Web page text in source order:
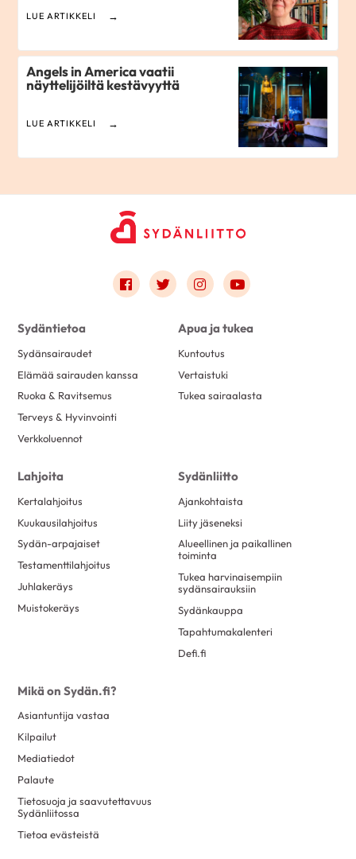
LUE ARTIKKELI
Angels in America vaatii
näyttelijöiltä kestävyyttä
LUE ARTIKKELI
Link to facebook
Link to twitter
Link to instagram
Link to youtube
Sydäntietoa
Sydänsairaudet
Elämää sairauden kanssa
Ruoka & Ravitsemus
Terveys & Hyvinvointi
Verkkoluennot
Apua ja tukea
Kuntoutus
Vertaistuki
Tukea sairaalasta
Lahjoita
Kertalahjoitus
Kuukausilahjoitus
Sydän-arpajaiset
Testamenttilahjoitus
Juhlakeräys
Muistokeräys
Sydänliitto
Ajankohtaista
Liity jäseneksi
Alueellinen ja paikallinen
toiminta
Tukea harvinaisempiin
sydänsairauksiin
Sydänkauppa
Tapahtumakalenteri
Defi.fi
Mikä on Sydän.fi?
Asiantuntija vastaa
Kilpailut
Mediatiedot
Palaute
Tietosuoja ja saavutettavuus
Sydänliitossa
Tietoa evästeistä